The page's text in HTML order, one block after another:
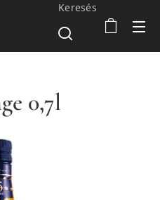
Keresés
0,7l